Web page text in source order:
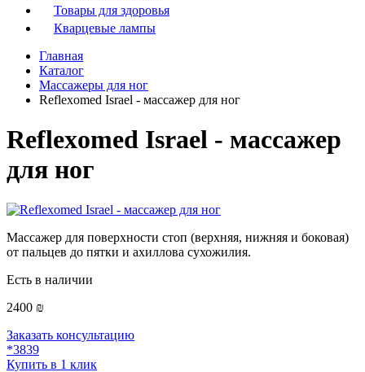
Товары для здоровья
Кварцевые лампы
Главная
Каталог
Массажеры для ног
Reflexomed Israel - массажер для ног
Reflexomed Israel - массажер
для ног
Массажер для поверхности стоп (верхняя, нижняя и боковая)
от пальцев до пятки и ахиллова сухожилия.
Есть в наличии
2400 ₪
Заказать консультацию
*3839
Купить в 1 клик